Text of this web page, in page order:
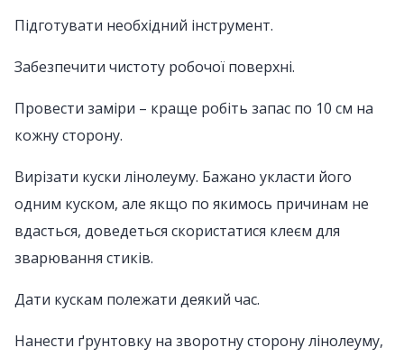
Підготувати необхідний інструмент.
Забезпечити чистоту робочої поверхні.
Провести заміри – краще робіть запас по 10 см на
кожну сторону.
Вирізати куски лінолеуму. Бажано укласти його
одним куском, але якщо по якимось причинам не
вдасться, доведеться скористатися клеєм для
зварювання стиків.
Дати кускам полежати деякий час.
Нанести ґрунтовку на зворотну сторону лінолеуму,